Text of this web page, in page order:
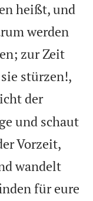
heißt, und
werden
zur Zeit
stürzen!,
der
und schaut
Vorzeit,
wandelt
für eure